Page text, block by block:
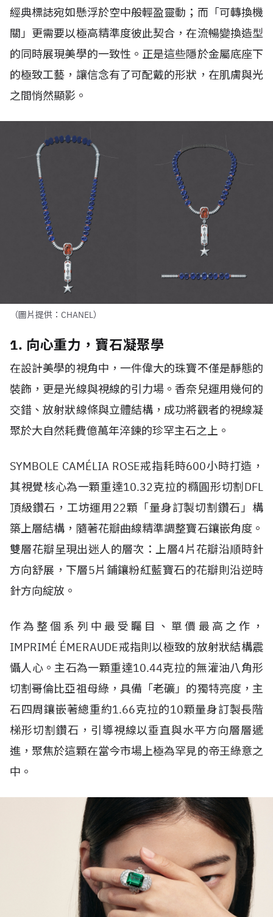
經典標誌宛如懸浮於空中般輕盈靈動；而「可轉換機
關」更需要以極高精準度彼此契合，在流暢變換造型
的同時展現美學的一致性。正是這些隱於金屬底座下
的極致工藝，讓信念有了可配戴的形狀，在肌膚與光
之間悄然顯影。
（圖片提供：CHANEL）
1. 向心重力，寶石凝聚學
在設計美學的視角中，一件偉大的珠寶不僅是靜態的
裝飾，更是光線與視線的引力場。香奈兒運用幾何的
交錯、放射狀線條與立體結構，成功將觀者的視線凝
聚於大自然耗費億萬年淬鍊的珍罕主石之上。
SYMBOLE CAMÉLIA ROSE戒指耗時600小時打造，
其視覺核心為一顆重達10.32克拉的橢圓形切割DFL
頂級鑽石，工坊運用22顆「量身訂製切割鑽石」構
築上層結構，隨著花瓣曲線精準調整寶石鑲嵌角度。
雙層花瓣呈現出迷人的層次：上層4片花瓣沿順時針
方向舒展，下層5片鋪鑲粉紅藍寶石的花瓣則沿逆時
針方向綻放。
作為整個系列中最受矚目、單價最高之作，
IMPRIMÉ ÉMERAUDE戒指則以極致的放射狀結構震
懾人心。主石為一顆重達10.44克拉的無灌油八角形
切割哥倫比亞祖母綠，具備「老礦」的獨特亮度，主
石四周鑲嵌著總重約1.66克拉的10顆量身訂製長階
梯形切割鑽石，引導視線以垂直與水平方向層層遞
進，聚焦於這顆在當今市場上極為罕見的帝王綠意之
中。